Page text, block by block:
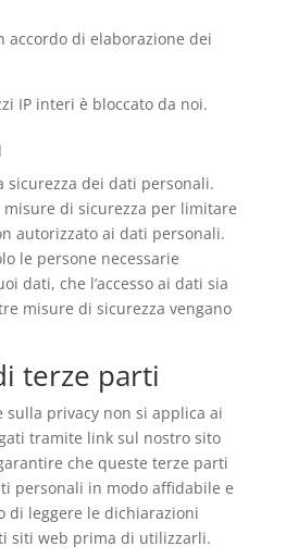
accordo di elaborazione dei
IP interi è bloccato da noi.
sicurezza dei dati personali.
misure di sicurezza per limitare
autorizzato ai dati personali.
le persone necessarie
dati, che l’accesso ai dati sia
misure di sicurezza vengano
terze parti
sulla privacy non si applica ai
tramite link sul nostro sito
che queste terze parti
personali in modo affidabile e
di leggere le dichiarazioni
siti web prima di utilizzarli.